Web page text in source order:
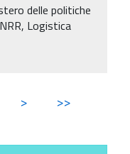
delle politiche
Logistica
> >>